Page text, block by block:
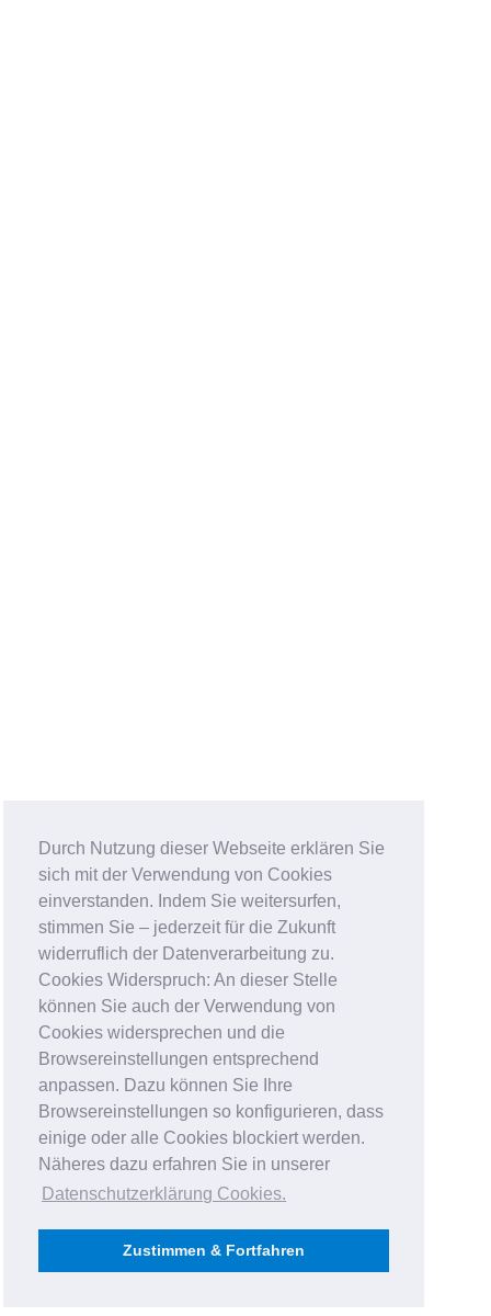
Durch Nutzung dieser Webseite erklären Sie
sich mit der Verwendung von Cookies
einverstanden. Indem Sie weitersurfen,
stimmen Sie – jederzeit für die Zukunft
widerruflich der Datenverarbeitung zu.
Cookies Widerspruch: An dieser Stelle
können Sie auch der Verwendung von
Cookies widersprechen und die
Browsereinstellungen entsprechend
anpassen. Dazu können Sie Ihre
Browsereinstellungen so konfigurieren, dass
einige oder alle Cookies blockiert werden.
Näheres dazu erfahren Sie in unserer
Datenschutzerklärung Cookies.
Zustimmen & Fortfahren